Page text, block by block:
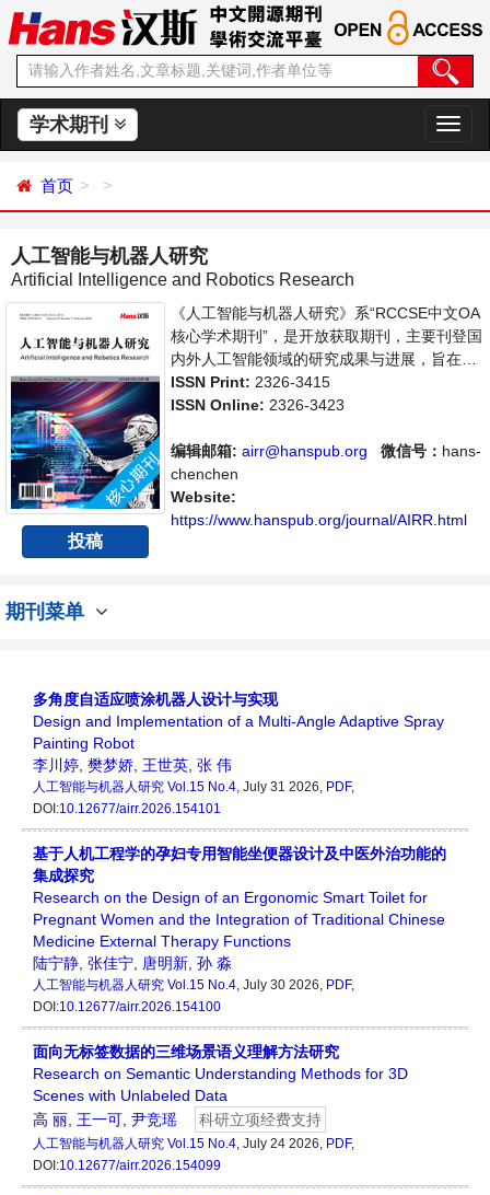
学术期刊
切
换
首页
人工智能与机器人研究
Artificial Intelligence and Robotics Research
投稿
《人工智能与机器人研究》系“RCCSE中文OA
核心学术期刊”，是开放获取期刊，主要刊登国
内外人工智能领域的研究成果与进展，旨在为
世界范围内的科学家、学者、科研人员提供一
个传播、分享和讨论人工智能领域内不同方向
ISSN Print: 2326-3415
ISSN Online: 2326-3423
编辑邮箱: airr@hanspub.org 微信号： hans-
chenchen
Website:
https://www.hanspub.org/journal/AIRR.html
期刊菜单
多角度自适应喷涂机器人设计与实现
Design and Implementation of a Multi-Angle Adaptive Spray
Painting Robot
李川婷 樊梦娇 王世英 张 伟
人工智能与机器人研究 Vol.15 No.4, July 31 2026, PDF,
DOI:10.12677/airr.2026.154101
基于人机工程学的孕妇专用智能坐便器设计及中医外治功能的
集成探究
Research on the Design of an Ergonomic Smart Toilet for
Pregnant Women and the Integration of Traditional Chinese
Medicine External Therapy Functions
陆宁静 张佳宁 唐明新 孙 淼
人工智能与机器人研究 Vol.15 No.4, July 30 2026, PDF,
DOI:10.12677/airr.2026.154100
面向无标签数据的三维场景语义理解方法研究
Research on Semantic Understanding Methods for 3D
Scenes with Unlabeled Data
高 丽 王一可 尹竞瑶 科研立项经费支持
人工智能与机器人研究 Vol.15 No.4, July 24 2026, PDF,
DOI:10.12677/airr.2026.154099